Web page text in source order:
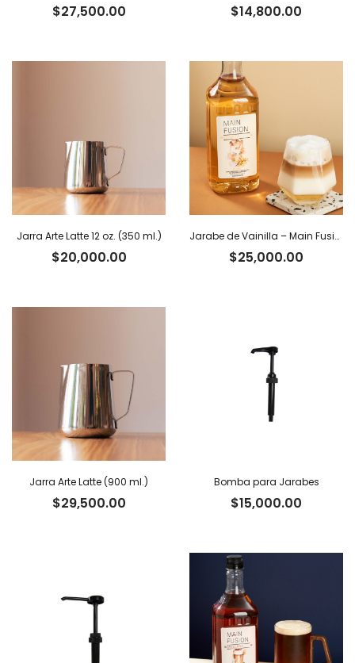
$27,500.00 $14,800.00
Jarra Arte Latte 12 oz. (350 ml.)
$20,000.00
Jarabe de Vainilla – Main Fusion
$25,000.00
Jarra Arte Latte (900 ml.)
$29,500.00
Bomba para Jarabes
$15,000.00